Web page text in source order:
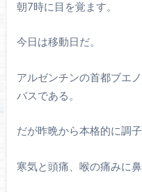
朝7時に目を覚ます。
今日は移動日だ。
アルゼンチンの首都ブエ
バスである。
だが昨晩から本格的に調子
寒気と頭痛、喉の痛みに鼻